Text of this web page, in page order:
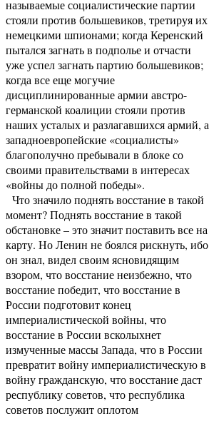
называемые социалистические партии
стояли против большевиков, третируя их
немецкими шпионами; когда Керенский
пытался загнать в подполье и отчасти
уже успел загнать партию большевиков;
когда все еще могучие
дисциплинированные армии австро-
германской коалиции стояли против
наших усталых и разлагавшихся армий, а
западноевропейские «социалисты»
благополучно пребывали в блоке со
своими правительствами в интересах
«войны до полной победы».
Что значило поднять восстание в такой
момент? Поднять восстание в такой
обстановке – это значит поставить все на
карту. Но Ленин не боялся рискнуть, ибо
он знал, видел своим ясновидящим
взором, что восстание неизбежно, что
восстание победит, что восстание в
России подготовит конец
империалистической войны, что
восстание в России всколыхнет
измученные массы Запада, что в России
превратит войну империалистическую в
войну гражданскую, что восстание даст
республику советов, что республика
советов послужит оплотом